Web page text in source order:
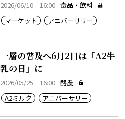
2026/06/10 16:00 食品・飲料
マーケット
アニバーサリー
一層の普及へ6月2日は「A2牛
乳の日」に
2026/05/25 16:00 酪農
A2ミルク
アニバーサリー